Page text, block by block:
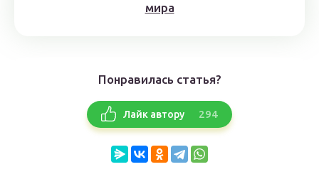
мира
Понравилась статья?
Лайк автору 294